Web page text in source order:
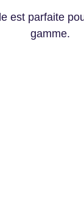
est parfaite
gamme.